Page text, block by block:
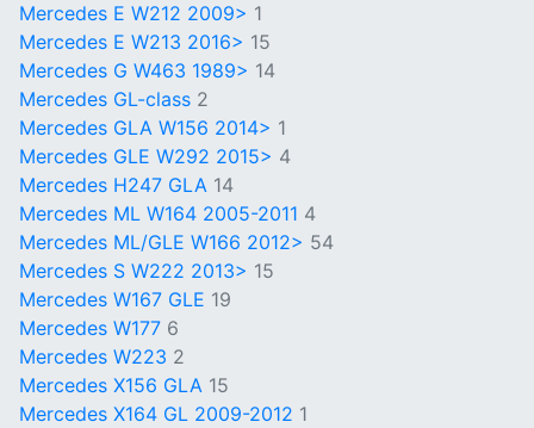
Mercedes E W212 2009> 1
Mercedes E W213 2016> 15
Mercedes G W463 1989> 14
Mercedes GL-class 2
Mercedes GLA W156 2014> 1
Mercedes GLE W292 2015> 4
Mercedes H247 GLA 14
Mercedes ML W164 2005-2011 4
Mercedes ML/GLE W166 2012> 54
Mercedes S W222 2013> 15
Mercedes W167 GLE 19
Mercedes W177 6
Mercedes W223 2
Mercedes X156 GLA 15
Mercedes X164 GL 2009-2012 1